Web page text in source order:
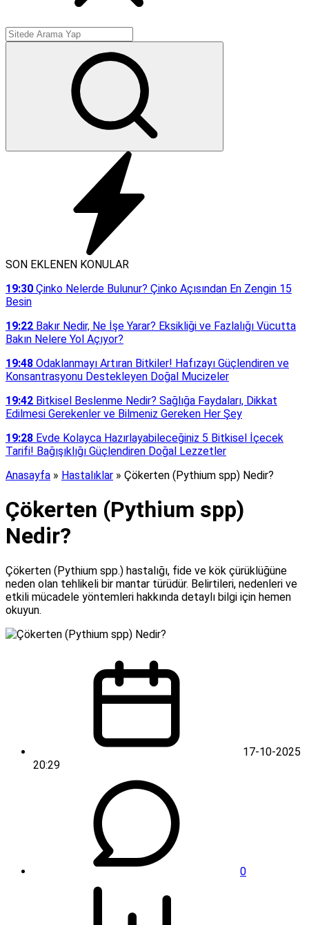
SON EKLENEN KONULAR
19:30 Çinko Nelerde Bulunur? Çinko Açısından En Zengin 15
Besin
19:22 Bakır Nedir, Ne İşe Yarar? Eksikliği ve Fazlalığı Vücutta
Bakın Nelere Yol Açıyor?
19:48 Odaklanmayı Artıran Bitkiler! Hafızayı Güçlendiren ve
Konsantrasyonu Destekleyen Doğal Mucizeler
19:42 Bitkisel Beslenme Nedir? Sağlığa Faydaları, Dikkat
Edilmesi Gerekenler ve Bilmeniz Gereken Her Şey
19:28 Evde Kolayca Hazırlayabileceğiniz 5 Bitkisel İçecek
Tarifi! Bağışıklığı Güçlendiren Doğal Lezzetler
Anasayfa » Hastalıklar » Çökerten (Pythium spp) Nedir?
Çökerten (Pythium spp)
Nedir?
Çökerten (Pythium spp.) hastalığı, fide ve kök çürüklüğüne
neden olan tehlikeli bir mantar türüdür. Belirtileri, nedenleri ve
etkili mücadele yöntemleri hakkında detaylı bilgi için hemen
okuyun.
17-10-2025
20:29
0